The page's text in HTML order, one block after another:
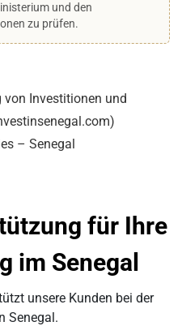
und den
zu prüfen.
von Investitionen und
– Senegal
für Ihre
im Senegal
unsere Kunden bei der
Senegal.